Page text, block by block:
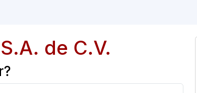
de C.V.